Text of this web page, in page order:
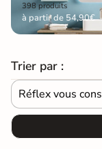
398 produits
à partir de 54,90€
Trier par :
Réflex vous